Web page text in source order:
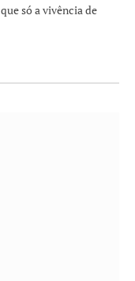
só a vivência de